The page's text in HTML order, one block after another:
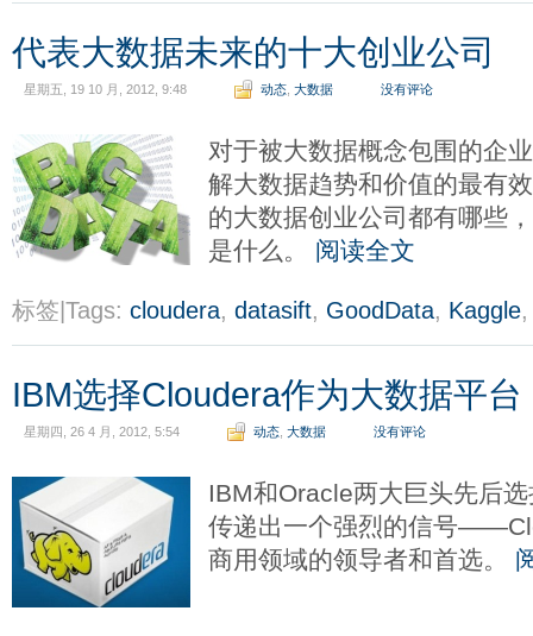
代表大数据未来的十大创业公司
星期五, 19 10 月, 2012, 9:48 动态 大数据 没有评论
对于被大数据概念包围的企
解大数据趋势和价值的最有
的大数据创业公司都有哪些
是什么。 阅读全文
标签|Tags: cloudera, datasift, GoodData, Kaggle
IBM选择Cloudera作为大数据平台
星期四, 26 4 月, 2012, 5:54 动态 大数据 没有评论
IBM和Oracle两大巨头先后
传递出一个强烈的信号
商用领域的领导者和首选。